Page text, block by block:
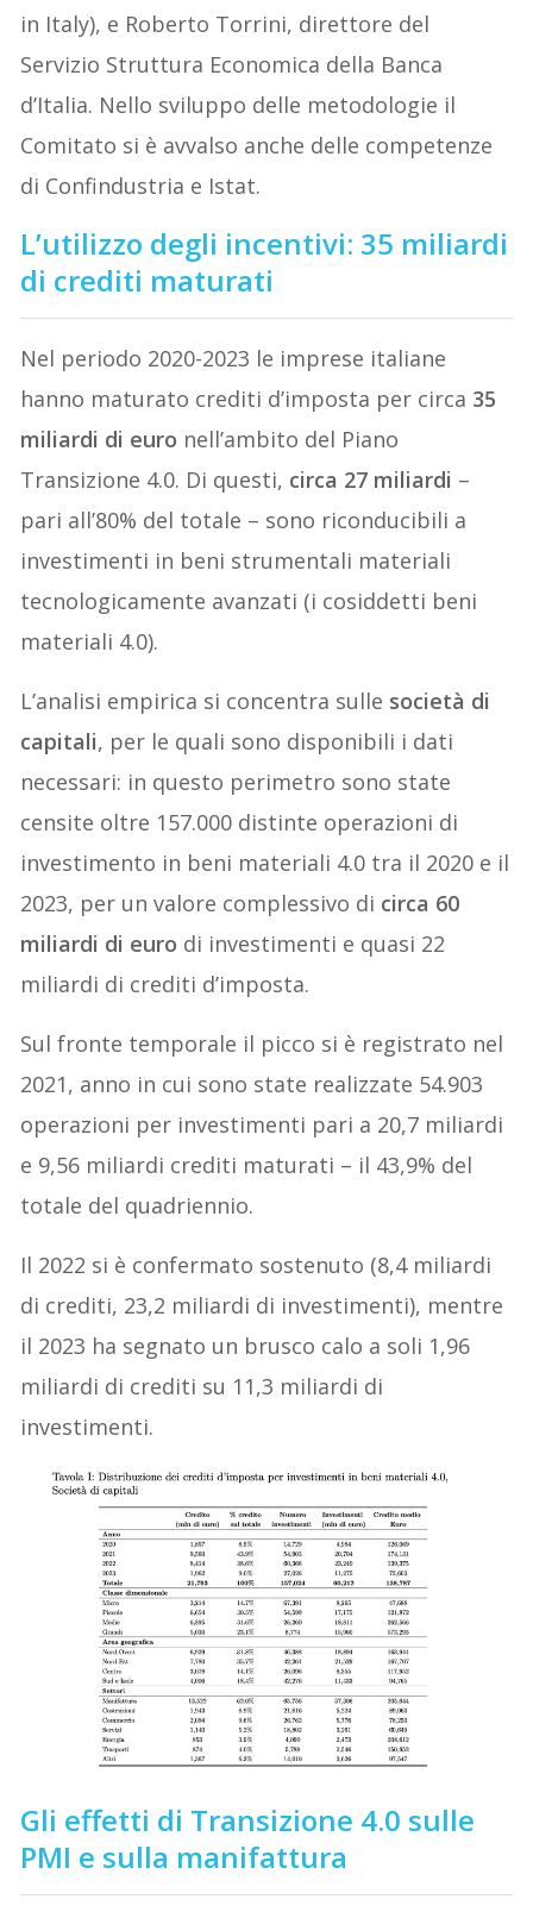
in Italy), e Roberto Torrini, direttore del
Servizio Struttura Economica della Banca
d’Italia. Nello sviluppo delle metodologie il
Comitato si è avvalso anche delle competenze
di Confindustria e Istat.
L’utilizzo degli incentivi: 35 miliardi
di crediti maturati
Nel periodo 2020-2023 le imprese italiane
hanno maturato crediti d’imposta per circa 35
miliardi di euro nell’ambito del Piano
Transizione 4.0. Di questi, circa 27 miliardi –
pari all’80% del totale – sono riconducibili a
investimenti in beni strumentali materiali
tecnologicamente avanzati (i cosiddetti beni
materiali 4.0).
L’analisi empirica si concentra sulle società di
capitali, per le quali sono disponibili i dati
necessari: in questo perimetro sono state
censite oltre 157.000 distinte operazioni di
investimento in beni materiali 4.0 tra il 2020 e il
2023, per un valore complessivo di circa 60
miliardi di euro di investimenti e quasi 22
miliardi di crediti d’imposta.
Sul fronte temporale il picco si è registrato nel
2021, anno in cui sono state realizzate 54.903
operazioni per investimenti pari a 20,7 miliardi
e 9,56 miliardi crediti maturati – il 43,9% del
totale del quadriennio.
Il 2022 si è confermato sostenuto (8,4 miliardi
di crediti, 23,2 miliardi di investimenti), mentre
il 2023 ha segnato un brusco calo a soli 1,96
miliardi di crediti su 11,3 miliardi di
investimenti.
Gli effetti di Transizione 4.0 sulle
PMI e sulla manifattura